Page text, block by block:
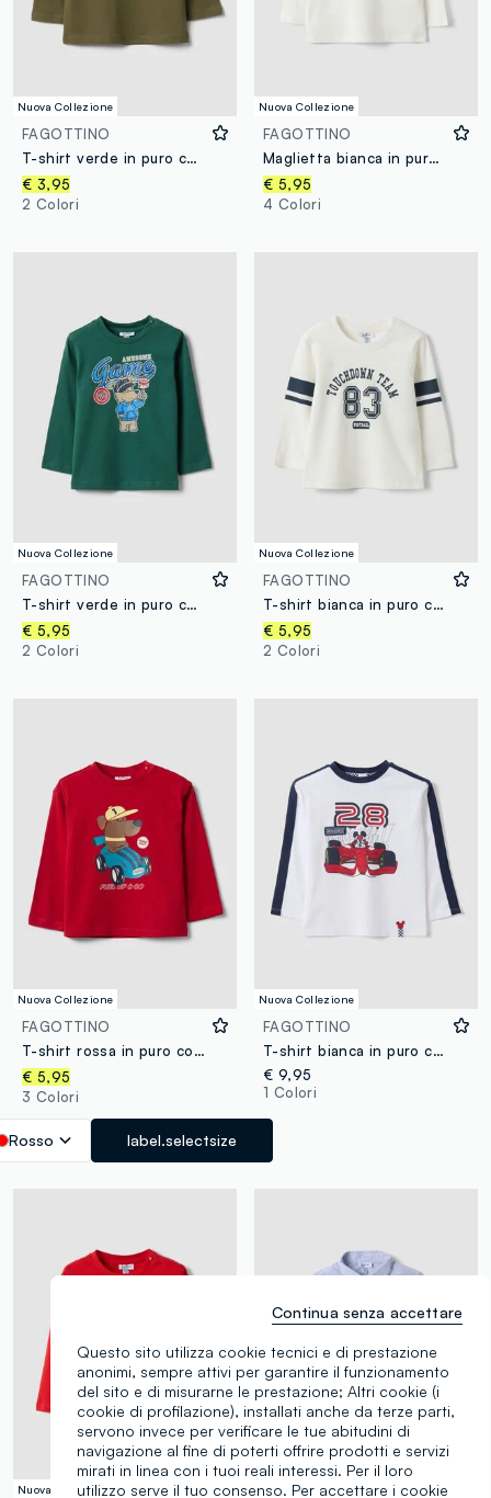
Nuova Collezione
FAGOTTINO
T-shirt verde in puro cotone organico con stampa cagnolino per bimbo
€ 3,95
2 Colori
Nuova Collezione
FAGOTTINO
Maglietta bianca in puro cotone organico con stampa cagnolino per bimbo
€ 5,95
4 Colori
Nuova Collezione
FAGOTTINO
T-shirt verde in puro cotone organico con stampa cagnolino per bimbo
€ 5,95
2 Colori
Nuova Collezione
FAGOTTINO
T-shirt bianca in puro cotone organico con girocollo per bimbo
€ 5,95
2 Colori
Nuova Collezione
FAGOTTINO
T-shirt rossa in puro cotone organico con cagnolino per bimbo
€ 5,95
3 Colori
Rosso label.selectsize
Nuova Collezione
FAGOTTINO
T-shirt bianca in puro cotone con girocollo e stampa Mickey per bimbo
€ 9,95
1 Colori
Nuova Collezione Nuova Collezione
Questo sito utilizza cookie tecnici e di prestazione
anonimi, sempre attivi per garantire il funzionamento
del sito e di misurarne le prestazione; Altri cookie (i
cookie di profilazione), installati anche da terze parti,
servono invece per verificare le tue abitudini di
navigazione al fine di poterti offrire prodotti e servizi
mirati in linea con i tuoi reali interessi. Per il loro
utilizzo serve il tuo consenso. Per accettare i cookie
Continua senza accettare